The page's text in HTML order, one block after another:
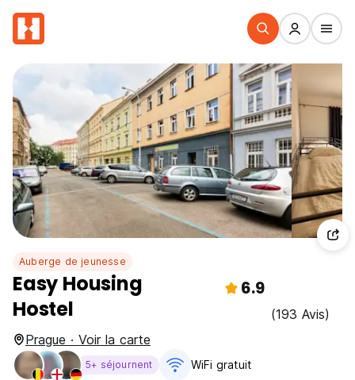
Auberge de jeunesse
Easy Housing
Hostel
6.9
(193 Avis)
Prague · Voir la carte
5+ séjournent WiFi gratuit